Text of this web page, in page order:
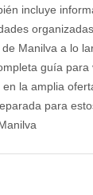
incluye
Manilva a lo
guía para
la amplia
para